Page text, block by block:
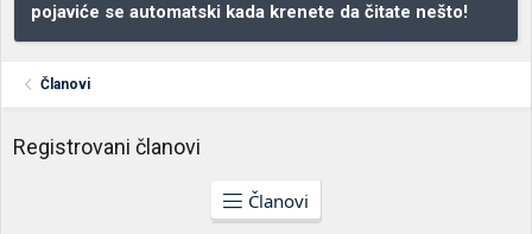
pojaviće se automatski kada krenete da čitate nešto!
Članovi
Registrovani članovi
Članovi